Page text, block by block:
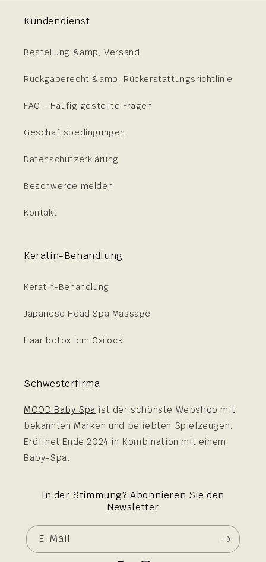
Kundendienst
Bestellung &amp; Versand
Rückgaberecht &amp; Rückerstattungsrichtlinie
FAQ - Häufig gestellte Fragen
Geschäftsbedingungen
Datenschutzerklärung
Beschwerde melden
Kontakt
Keratin-Behandlung
Keratin-Behandlung
Japanese Head Spa Massage
Haar botox icm Oxilock
Schwesterfirma
MOOD Baby Spa ist der schönste Webshop mit
bekannten Marken und beliebten Spielzeugen.
Eröffnet Ende 2024 in Kombination mit einem
Baby-Spa.
In der Stimmung? Abonnieren Sie den
Newsletter
E-Mail